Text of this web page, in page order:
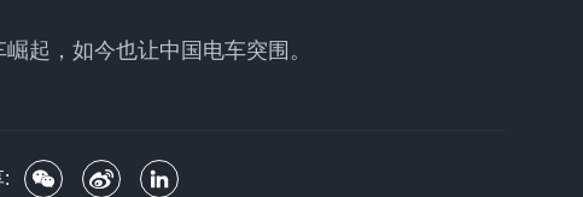
起，如今也让中国电车突围。
: